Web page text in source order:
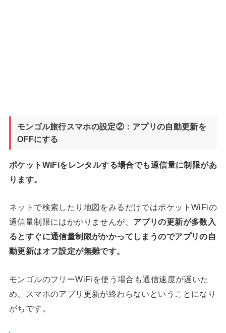
モンゴル旅行スマホの設定②：アプリの自動更新を
OFFにする
ポケットWiFiをレンタルする場合でも通信量に制限があ
ります。
ネットで検索したり地図をみるだけではポケットWiFiの
通信量制限にはかかりませんが、 アプリの更新が多数入
るとすぐに通信量制限がかかってしまうのでアプリの自
動更新はオフ設定が無難です。
モンゴルのフリーWiFiを使う場合も通信速度が遅いた
め、スマホのアプリ更新が終わらないということになり
がちです。